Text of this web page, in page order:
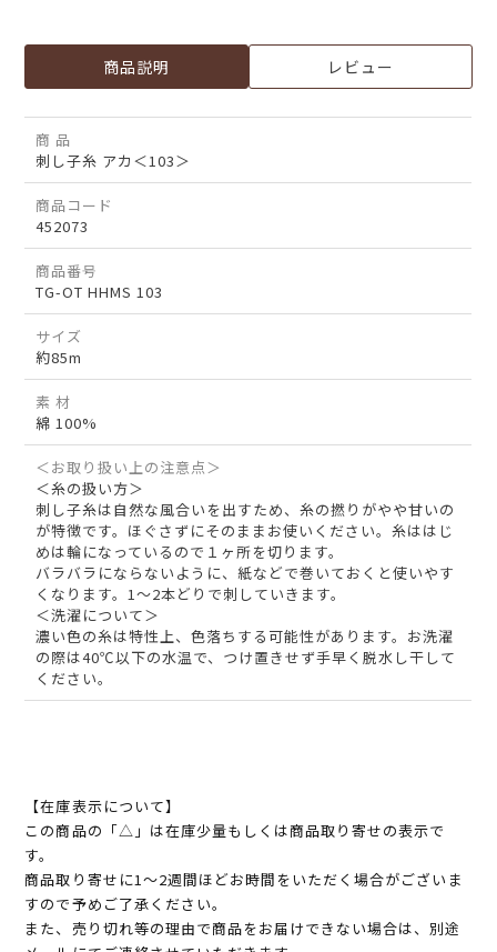
商品説明 レビュー
商 品
刺し子糸 アカ＜103＞
商品コード
452073
商品番号
TG-OT HHMS 103
サイズ
約85m
素 材
綿 100%
＜お取り扱い上の注意点＞
＜糸の扱い方＞
刺し子糸は自然な風合いを出すため、糸の撚りがやや甘いの
が特徴です。ほぐさずにそのままお使いください。糸ははじ
めは輪になっているので１ヶ所を切ります。
バラバラにならないように、紙などで巻いておくと使いやす
くなります。1～2本どりで刺していきます。
＜洗濯について＞
濃い色の糸は特性上、色落ちする可能性があります。お洗濯
の際は40℃以下の水温で、つけ置きせず手早く脱水し干して
ください。
【在庫表示について】
この商品の「△」は在庫少量もしくは商品取り寄せの表示で
す。
商品取り寄せに1～2週間ほどお時間をいただく場合がございま
すので予めご了承ください。
また、売り切れ等の理由で商品をお届けできない場合は、別途